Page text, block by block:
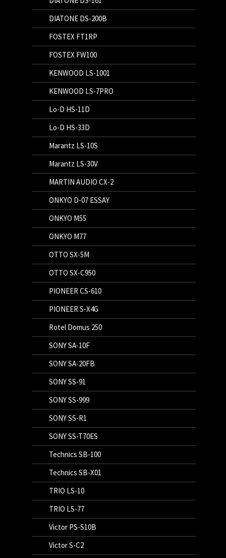
DIATONE DS-200B
FOSTEX FT1RP
FOSTEX FW100
KENWOOD LS-1001
KENWOOD LS-7PRO
Lo-D HS-11D
Lo-D HS-33D
Marantz LS-10S
Marantz LS-30V
MARTIN AUDIO CX-2
ONKYO D-07 ESSAY
ONKYO M55
ONKYO M77
OTTO SX-5M
OTTO SX-C950
PIONEER CS-610
PIONEER S-X4G
Rotel Domus 250
SONY SA-10F
SONY SA-20FB
SONY SS-91
SONY SS-999
SONY SS-R1
SONY SS-T70ES
Technics SB-100
Technics SB-X01
TRIO LS-10
TRIO LS-77
Victor PS-S10B
Victor S-C2